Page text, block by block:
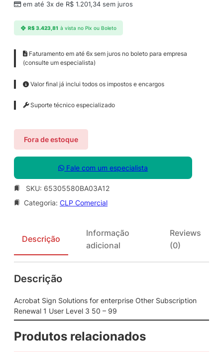
em até 3x de R$ 1.201,34 sem juros
R$3.423,81 à vista no Pix ou Boleto
Faturamento em até 6x sem juros no boleto para empresa
(consulte um especialista)
Valor final já inclui todos os impostos e encargos
Suporte técnico especializado
Fora de estoque
Fale com um especialista
SKU: 65305580BA03A12
Categoria: CLP Comercial
Descrição
Informação
adicional
Reviews
(0)
Descrição
Acrobat Sign Solutions for enterprise Other Subscription
Renewal 1 User Level 3 50 – 99
Produtos relacionados